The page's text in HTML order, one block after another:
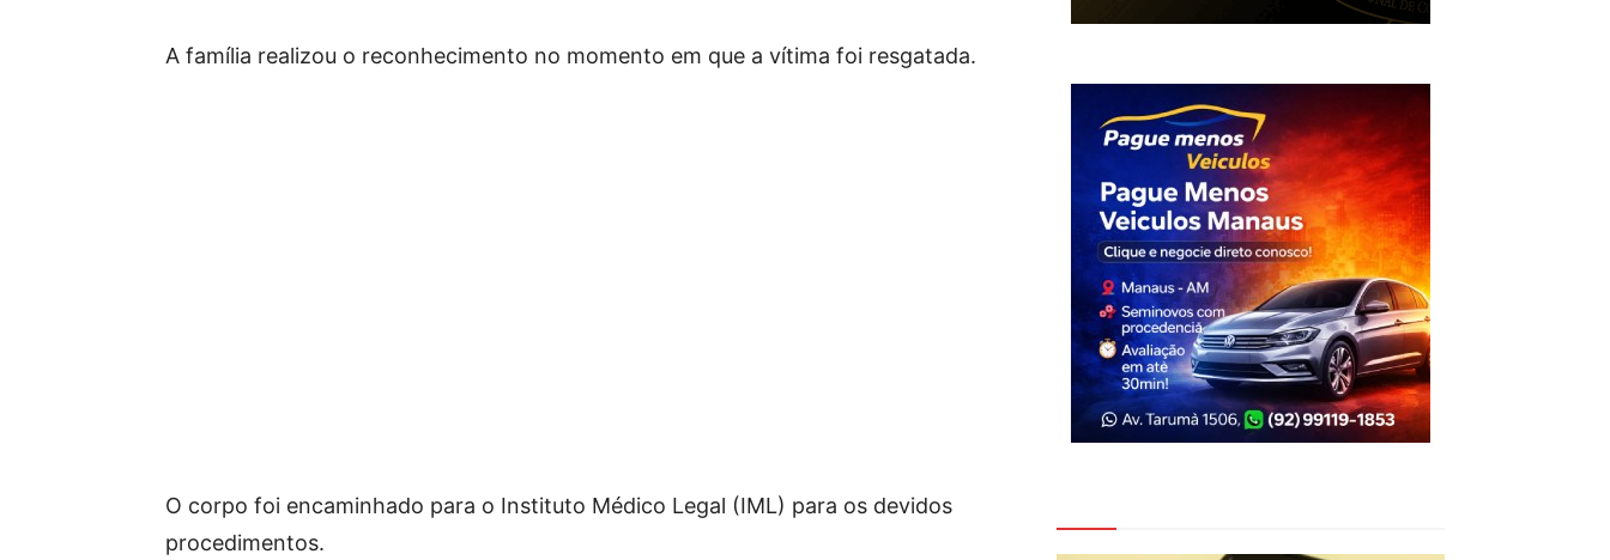
A família realizou o reconhecimento no momento em que a vítima foi resgatada.
O corpo foi encaminhado para o Instituto Médico Legal (IML) para os devidos
procedimentos.